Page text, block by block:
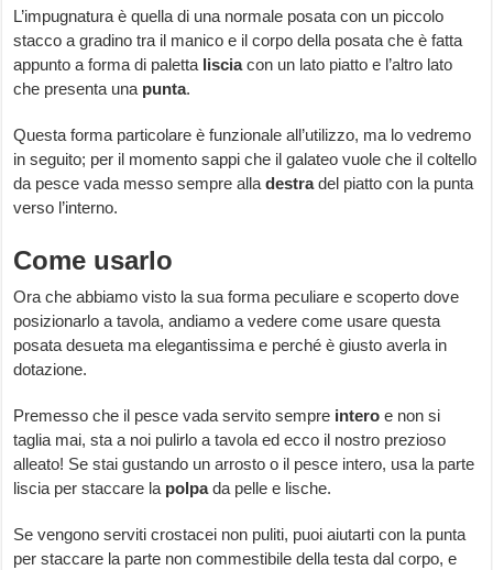
L’impugnatura è quella di una normale posata con un piccolo
stacco a gradino tra il manico e il corpo della posata che è fatta
appunto a forma di paletta lisciacon un lato piatto e l’altro lato
che presenta una punta.
Questa forma particolare è funzionale all’utilizzo, ma lo vedremo
in seguito; per il momento sappi che il galateo vuole che il coltello
da pesce vada messo sempre alladestradel piatto con la punta
verso l’interno.
Come usarlo
Ora che abbiamo visto la sua forma peculiare e scoperto dove
posizionarlo a tavola, andiamo a vedere come usare questa
posata desueta ma elegantissima e perché è giusto averla in
dotazione.
Premesso che il pesce vada servito sempre intero e non si
taglia mai, sta a noi pulirlo a tavola ed ecco il nostro prezioso
alleato! Se stai gustando un arrosto o il pesce intero, usa la parte
liscia per staccare la polpada pelle e lische.
Se vengono serviti crostacei non puliti, puoi aiutarti con la punta
per staccare la parte non commestibile della testa dal corpo, e